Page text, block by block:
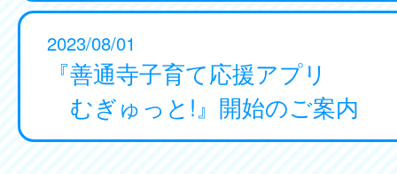
2023/08/01
『善通寺子育て応援アプリ
むぎゅっと!』開始のご案内